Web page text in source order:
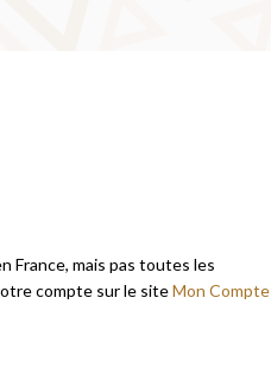
France, mais pas toutes les
compte sur le siteMon Compte